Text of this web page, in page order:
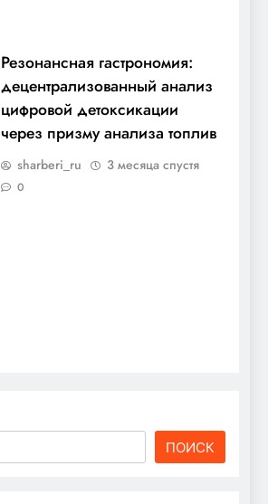
Резонансная гастрономия:
децентрализованный анализ
цифровой детоксикации
через призму анализа топлив
sharberi_ru 3 месяца спустя
0
ПОИСК